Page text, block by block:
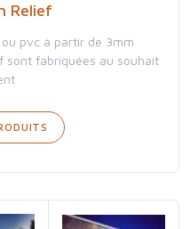
Relief
pvc à partir de 3mm
sont fabriquées au souhait